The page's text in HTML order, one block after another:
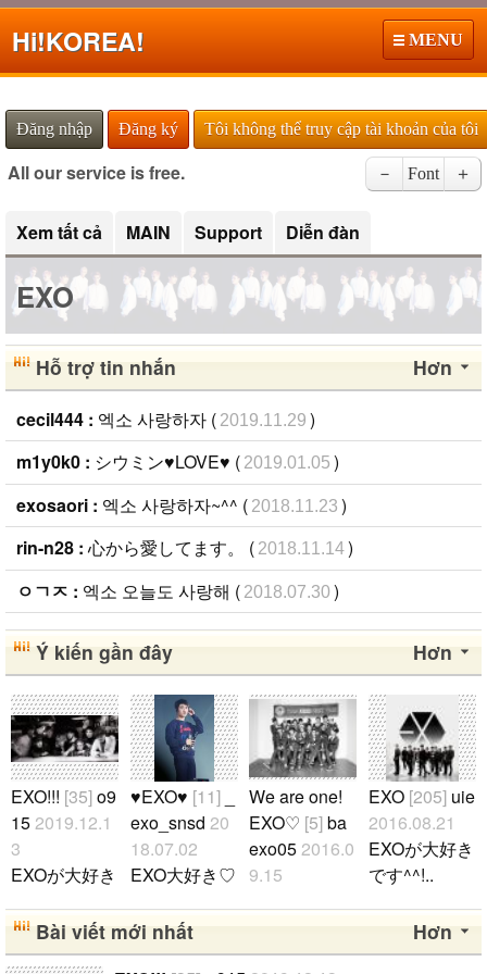
Hi!KOREA! MENU
Đăng nhập Đăng ký Tôi không thể truy cập tài khoản của tôi
All our service is free. － Font ＋
Xem tất cả MAIN Support Diễn đàn
EXO
Hơn
Hỗ trợ tin nhắn
cecil444 : 엑소 사랑하자 ( 2019.11.29 )
m1y0k0 : シウミン♥LOVE♥ ( 2019.01.05 )
exosaori : 엑소 사랑하자~^^ ( 2018.11.23 )
rin-n28 : 心から愛してます。 ( 2018.11.14)
ㅇㄱㅈ : 엑소 오늘도 사랑해 ( 2018.07.30 )
Hơn
Ý kiến gần đây
EXO!!! [35]o9
15 2019.12.1
3
EXOが大好き
しくお願いし
ます^^!!! EXO
♥EXO♥ [11]_
exo_snsd 20
18.07.02
EXO大好き♡
(D.O)ペンで
す♡ EXOが
We are one!
EXO♡ [5]ba
exo05 2016.0
9.15
엑소팬입니다
EXO [205]uie
2016.08.21
EXOが大好き
です^^!..
Hơn
Bài viết mới nhất